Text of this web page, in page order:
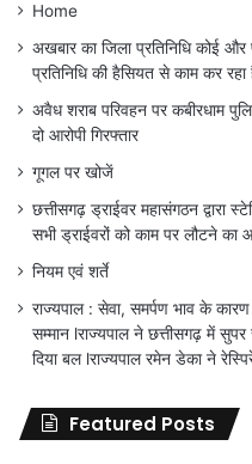
Home
अखबार का जिला प्रतिनिधि कोई
प्रतिनिधि की हैसियत से काम कर रहा
अवैध शराब परिवहन पर कबीरधाम
दो आरोपी गिरफ्तार
गूगल पर खोजें
छत्तीसगढ़ ड्राईवर महासंगठन द्वारा
सभी ड्राईवरों को काम पर लौटने का
नियम एवं शर्ते
राज्यपाल : सेवा, समर्पण भाव के
सम्मान lराज्यपाल ने छत्तीसगढ़ में सुपर
दिया बल lराज्यपाल रमेन डेका ने
Featured Posts